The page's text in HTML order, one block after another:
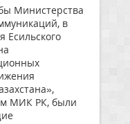
Министерства
в
Есильского
МИК РК, были